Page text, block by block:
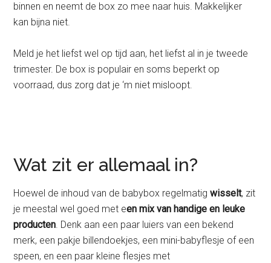
binnen en neemt de box zo mee naar huis. Makkelijker
kan bijna niet.
Meld je het liefst wel op tijd aan, het liefst al in je tweede
trimester. De box is populair en soms beperkt op
voorraad, dus zorg dat je ‘m niet misloopt.
Wat zit er allemaal in?
Hoewel de inhoud van de babybox regelmatigwisselt, zit
je meestal wel goed met een mix van handige en leuke
producten. Denk aan een paar luiers van een bekend
merk, een pakje billendoekjes, een mini-babyflesje of een
speen, en een paar kleine flesjes met